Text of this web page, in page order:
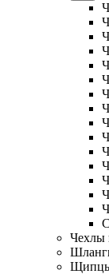
Чехлы
Щипцы